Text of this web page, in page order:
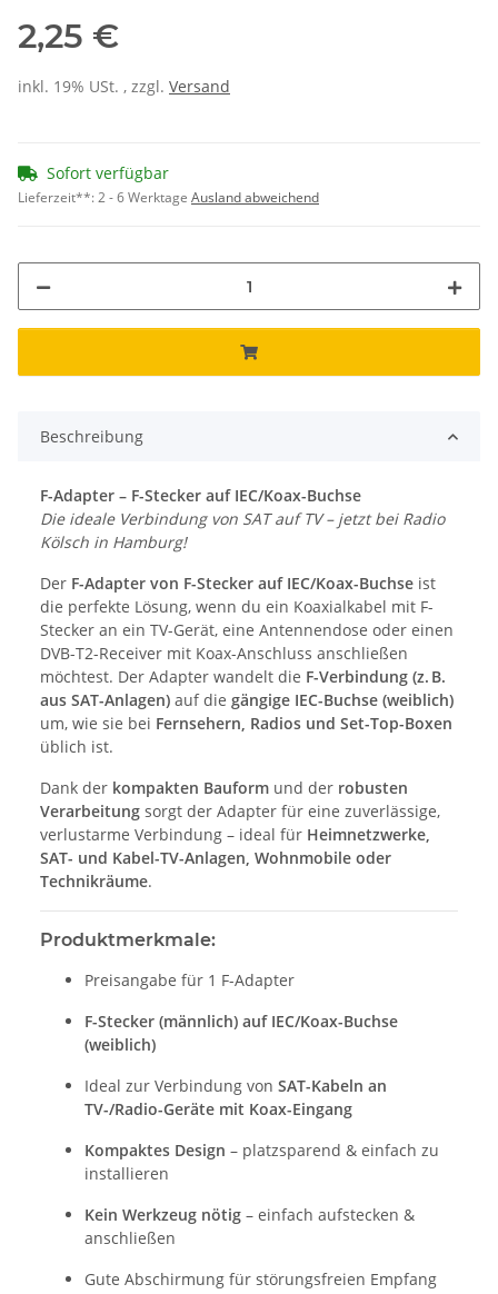
2,25 €
inkl. 19% USt. , zzgl. Versand
Sofort verfügbar
Lieferzeit**:2 - 6 Werktage Ausland abweichend
Beschreibung
F-Adapter – F-Stecker auf IEC/Koax-Buchse
Die ideale Verbindung von SAT auf TV – jetzt bei Radio
Kölsch in Hamburg!
Der F-Adapter von F-Stecker auf IEC/Koax-Buchse ist
die perfekte Lösung, wenn du ein Koaxialkabel mit F-
Stecker an ein TV-Gerät, eine Antennendose oder einen
DVB-T2-Receiver mit Koax-Anschluss anschließen
möchtest. Der Adapter wandelt die F-Verbindung (z. B.
aus SAT-Anlagen) auf die gängige IEC-Buchse (weiblich)
um, wie sie bei Fernsehern, Radios und Set-Top-Boxen
üblich ist.
Dank der kompakten Bauform und der robusten
Verarbeitung sorgt der Adapter für eine zuverlässige,
verlustarme Verbindung – ideal für Heimnetzwerke,
SAT- und Kabel-TV-Anlagen, Wohnmobile oder
Technikräume.
Produktmerkmale:
Preisangabe für 1 F-Adapter
F-Stecker (männlich) auf IEC/Koax-Buchse
(weiblich)
Ideal zur Verbindung von SAT-Kabeln an
TV-/Radio-Geräte mit Koax-Eingang
Kompaktes Design – platzsparend & einfach zu
installieren
Kein Werkzeug nötig – einfach aufstecken &
anschließen
Gute Abschirmung für störungsfreien Empfang